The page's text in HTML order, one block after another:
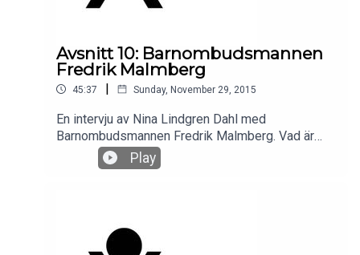
Avsnitt 10: Barnombudsmannen
Fredrik Malmberg
45:37 | Sunday, November 29, 2015
En intervju av Nina Lindgren Dahl med
Barnombudsmannen Fredrik Malmberg. Vad är
den viktigaste frågan, när ska barnkonventionen
bli lag och vad hindrar Sverige att skriva på det
Play